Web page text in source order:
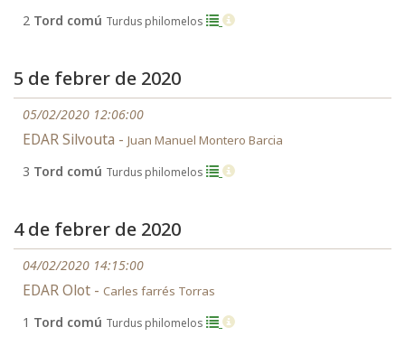
2 Tord comú Turdus philomelos
5 de febrer de 2020
05/02/2020 12:06:00
EDAR Silvouta - Juan Manuel Montero Barcia
3 Tord comú Turdus philomelos
4 de febrer de 2020
04/02/2020 14:15:00
EDAR Olot - Carles farrés Torras
1 Tord comú Turdus philomelos